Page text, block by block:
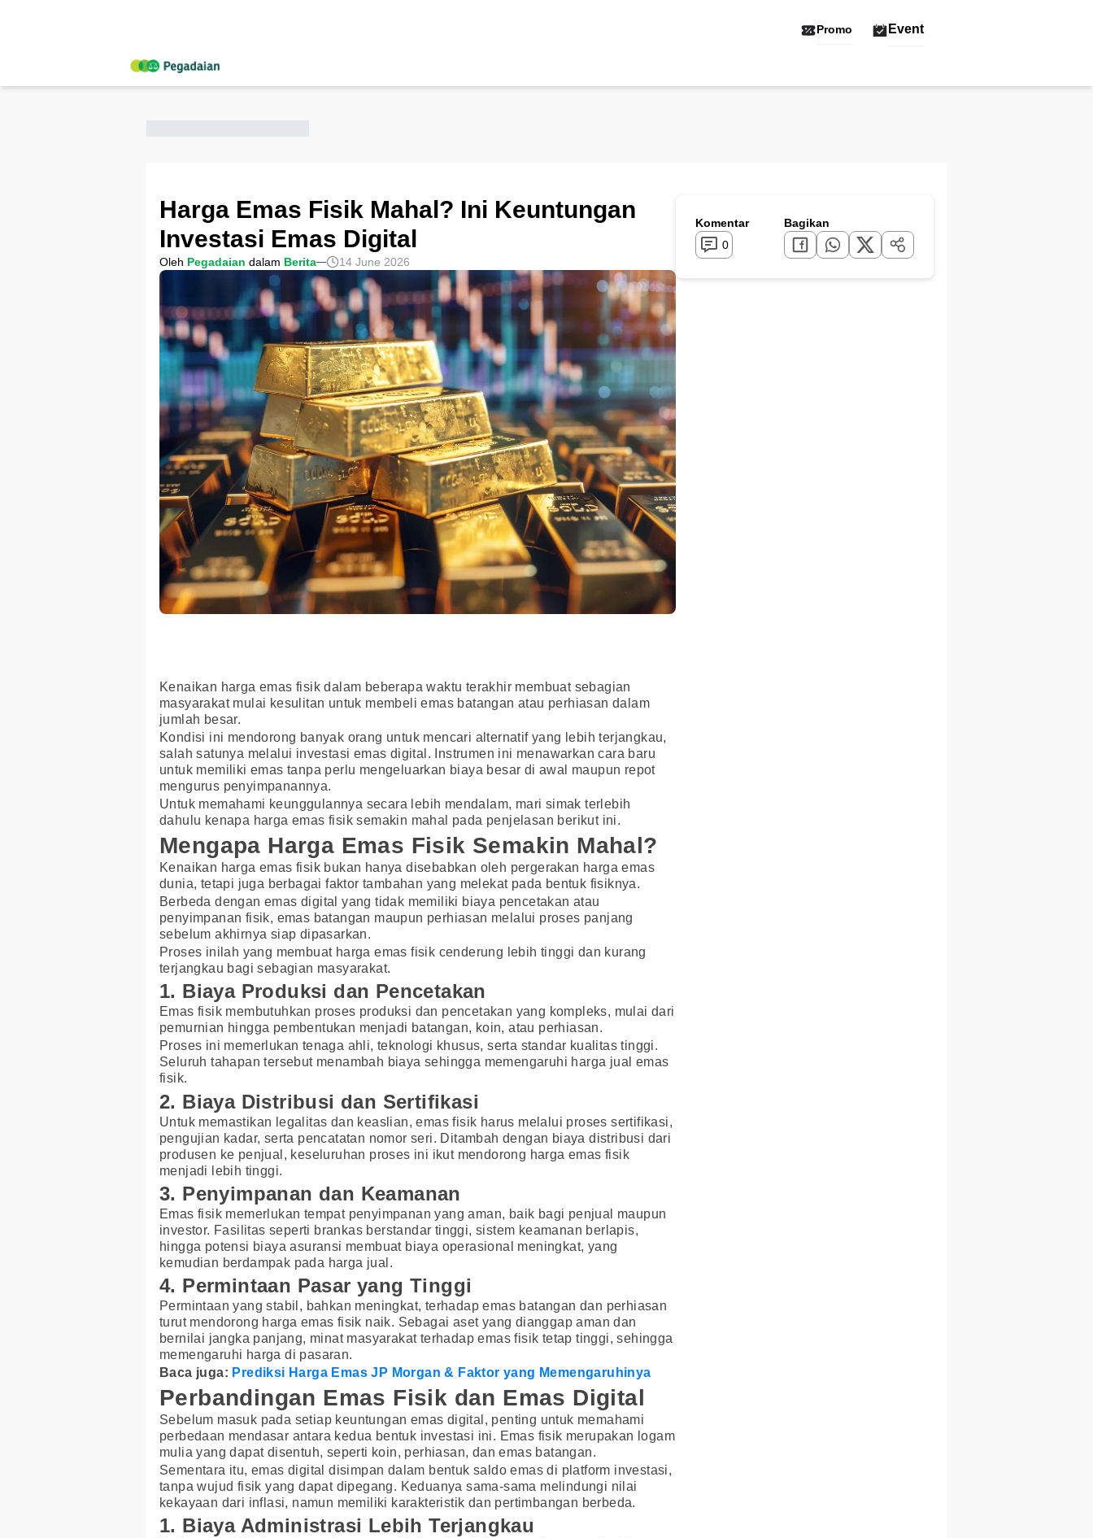
Promo Event
Harga Emas Fisik Mahal? Ini Keuntungan
Investasi Emas Digital
Oleh Pegadaian dalam Berita 14 June 2026
Kenaikan harga emas fisik dalam beberapa waktu terakhir membuat sebagian
masyarakat mulai kesulitan untuk membeli emas batangan atau perhiasan dalam
jumlah besar.
Kondisi ini mendorong banyak orang untuk mencari alternatif yang lebih terjangkau,
salah satunya melalui investasi emas digital. Instrumen ini menawarkan cara baru
untuk memiliki emas tanpa perlu mengeluarkan biaya besar di awal maupun repot
mengurus penyimpanannya.
Untuk memahami keunggulannya secara lebih mendalam, mari simak terlebih
dahulu kenapa harga emas fisik semakin mahal pada penjelasan berikut ini.
Mengapa Harga Emas Fisik Semakin Mahal?
Kenaikan harga emas fisik bukan hanya disebabkan oleh pergerakan harga emas
dunia, tetapi juga berbagai faktor tambahan yang melekat pada bentuk fisiknya.
Berbeda dengan emas digital yang tidak memiliki biaya pencetakan atau
penyimpanan fisik, emas batangan maupun perhiasan melalui proses panjang
sebelum akhirnya siap dipasarkan.
Proses inilah yang membuat harga emas fisik cenderung lebih tinggi dan kurang
terjangkau bagi sebagian masyarakat.
1. Biaya Produksi dan Pencetakan
Emas fisik membutuhkan proses produksi dan pencetakan yang kompleks, mulai dari
pemurnian hingga pembentukan menjadi batangan, koin, atau perhiasan.
Proses ini memerlukan tenaga ahli, teknologi khusus, serta standar kualitas tinggi.
Seluruh tahapan tersebut menambah biaya sehingga memengaruhi harga jual emas
fisik.
2. Biaya Distribusi dan Sertifikasi
Untuk memastikan legalitas dan keaslian, emas fisik harus melalui proses sertifikasi,
pengujian kadar, serta pencatatan nomor seri. Ditambah dengan biaya distribusi dari
produsen ke penjual, keseluruhan proses ini ikut mendorong harga emas fisik
menjadi lebih tinggi.
3. Penyimpanan dan Keamanan
Emas fisik memerlukan tempat penyimpanan yang aman, baik bagi penjual maupun
investor. Fasilitas seperti brankas berstandar tinggi, sistem keamanan berlapis,
hingga potensi biaya asuransi membuat biaya operasional meningkat, yang
kemudian berdampak pada harga jual.
4. Permintaan Pasar yang Tinggi
Permintaan yang stabil, bahkan meningkat, terhadap emas batangan dan perhiasan
turut mendorong harga emas fisik naik. Sebagai aset yang dianggap aman dan
bernilai jangka panjang, minat masyarakat terhadap emas fisik tetap tinggi, sehingga
memengaruhi harga di pasaran.
Baca juga: Prediksi Harga Emas JP Morgan & Faktor yang Memengaruhinya
Perbandingan Emas Fisik dan Emas Digital
Sebelum masuk pada setiap keuntungan emas digital, penting untuk memahami
perbedaan mendasar antara kedua bentuk investasi ini. Emas fisik merupakan logam
mulia yang dapat disentuh, seperti koin, perhiasan, dan emas batangan.
Sementara itu, emas digital disimpan dalam bentuk saldo emas di platform investasi,
tanpa wujud fisik yang dapat dipegang. Keduanya sama-sama melindungi nilai
kekayaan dari inflasi, namun memiliki karakteristik dan pertimbangan berbeda.
1. Biaya Administrasi Lebih Terjangkau
Komentar
0
Bagikan